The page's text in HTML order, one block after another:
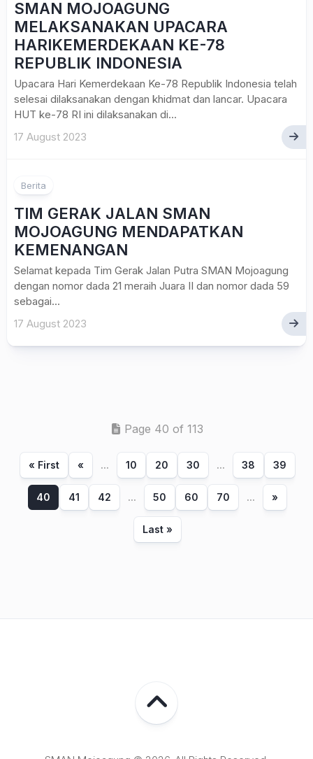
SMAN MOJOAGUNG
MELAKSANAKAN UPACARA
HARIKEMERDEKAAN KE-78
REPUBLIK INDONESIA
Upacara Hari Kemerdekaan Ke-78 Republik Indonesia telah
selesai dilaksanakan dengan khidmat dan lancar. Upacara
HUT ke-78 RI ini dilaksanakan di...
17 August 2023
Berita
TIM GERAK JALAN SMAN
MOJOAGUNG MENDAPATKAN
KEMENANGAN
Selamat kepada Tim Gerak Jalan Putra SMAN Mojoagung
dengan nomor dada 21 meraih Juara II dan nomor dada 59
sebagai...
17 August 2023
Page 40 of 113
« First « ... 10 20 30 ... 38 39
40 41 42 ... 50 60 70 ... »
Last »